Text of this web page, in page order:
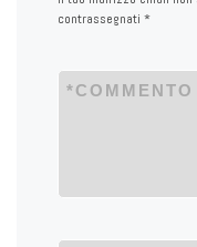
contrassegnati *
COMMENTO
*